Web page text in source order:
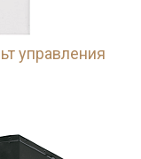
управления